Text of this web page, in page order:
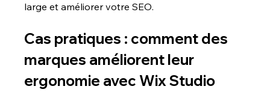
large et améliorer votre SEO.
Cas pratiques : comment des
marques améliorent leur
ergonomie avec Wix Studio